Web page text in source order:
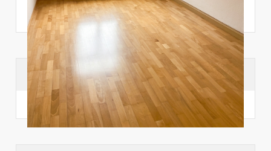
Suchhistorie
noch nichts angesehen